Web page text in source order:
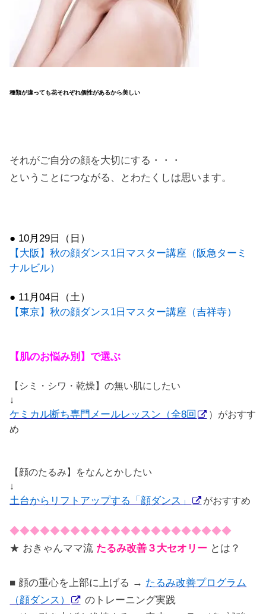
種類が違っても花それぞれ個性があるから美しい
それがご自分の顔を大切にする・・・
ということにつながる、とわたくしは思います。
● 10月29日（日）
【大阪】秋の顔ダンス1日マスター講座（阪急ターミ
ナルビル）
● 11月04日（土）
【東京】秋の顔ダンス1日マスター講座（吉祥寺）
【肌のお悩み別】で選ぶ
【シミ・シワ・乾燥】の無い肌にしたい
↓
ケミカル断ち専門メールレッスン（全8回
）がおすす
め
【顔のたるみ】をなんとかしたい
↓
土台からリフトアップする「顔ダンス」 がおすすめ
◆◆◆◆◆◆◆◆◆◆◆◆◆◆◆◆◆◆◆◆◆◆
★ おきゃんママ流 たるみ改善３大セオリー とは？
■ 顔の重心を上部に上げる → たるみ改善プログラム
（顔ダンス）
のトレーニング実践